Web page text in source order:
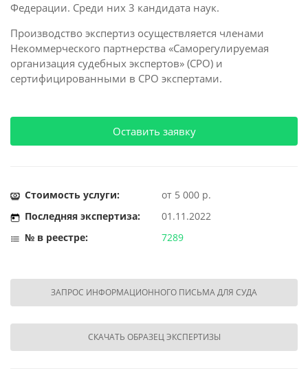
Федерации. Среди них 3 кандидата наук.
Производство экспертиз осуществляется членами
Некоммерческого партнерства «Саморегулируемая
организация судебных экспертов» (СРО) и
сертифицированными в СРО экспертами.
Оставить заявку
Стоимость услуги:
от 5 000 р.
Последняя экспертиза:
01.11.2022
№ в реестре:
7289
ЗАПРОС ИНФОРМАЦИОННОГО ПИСЬМА ДЛЯ СУДА
СКАЧАТЬ ОБРАЗЕЦ ЭКСПЕРТИЗЫ